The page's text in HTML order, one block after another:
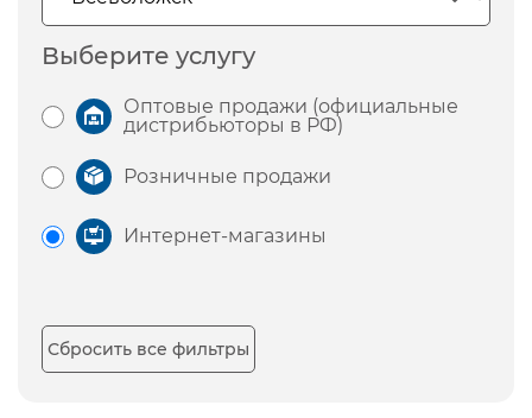
Выберите услугу
Оптовые продажи (официальные
дистрибьюторы в РФ)
Розничные продажи
Интернет-магазины
Сбросить все фильтры